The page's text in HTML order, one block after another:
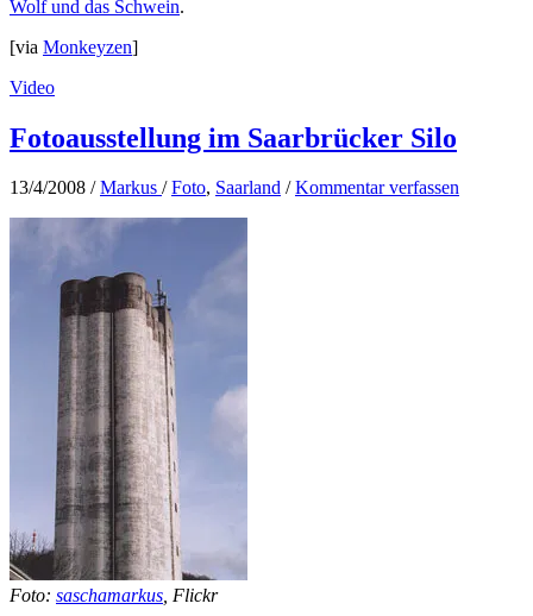
Wolf und das Schwein.
[via Monkeyzen]
Video
Fotoausstellung im Saarbrücker Silo
13/4/2008 /Markus /Foto, Saarland /Kommentar verfassen
Foto: saschamarkus, Flickr